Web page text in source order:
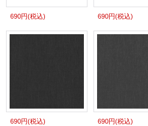
690円(税込) 690円(税込)
690円(税込) 690円(税込)